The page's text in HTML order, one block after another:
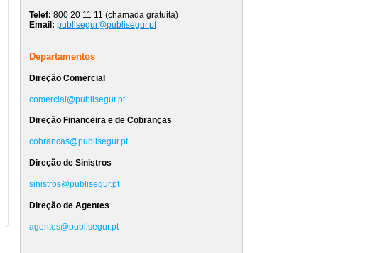
Telef: 800 20 11 11 (chamada gratuita)
Email: publisegur@publisegur.pt
Departamentos
Direção Comercial
comercial@publisegur.pt
Direção Financeira e de Cobranças
cobrancas@publisegur.pt
Direção de Sinistros
sinistros@publisegur.pt
Direção de Agentes
agentes@publisegur.pt